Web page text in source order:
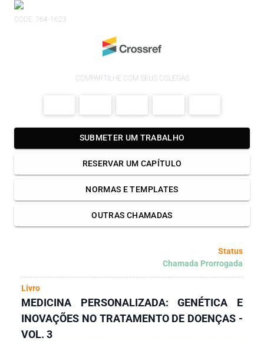
CODE: 764-1623
COMPARTILHE COM SEUS COLEGAS
SUBMETER UM TRABALHO
RESERVAR UM CAPÍTULO
NORMAS E TEMPLATES
OUTRAS CHAMADAS
Status
Chamada Prorrogada
Livro
MEDICINA PERSONALIZADA: GENÉTICA E
INOVAÇÕES NO TRATAMENTO DE DOENÇAS -
VOL. 3